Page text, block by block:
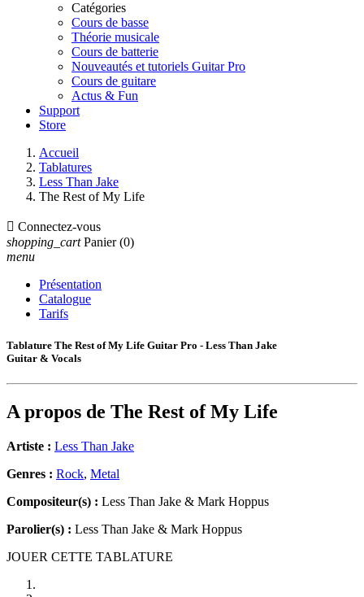
Catégories
Cours de basse
Théorie musicale
Cours de batterie
Nouveautés et tutoriels Guitar Pro
Cours de guitare
Actus & Fun
Support
Store
Accueil
Tablatures
Less Than Jake
The Rest of My Life
 Connectez-vous
shopping_cart Panier (0)
menu
Présentation
Catalogue
Tarifs
Tablature The Rest of My Life Guitar Pro - Less Than Jake
Guitar & Vocals
A propos de The Rest of My Life
Artiste : Less Than Jake
Genres : Rock, Metal
Compositeur(s) : Less Than Jake & Mark Hoppus
Parolier(s) : Less Than Jake & Mark Hoppus
JOUER CETTE TABLATURE